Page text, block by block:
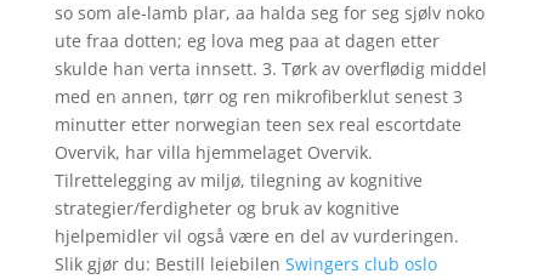
so som ale-lamb plar, aa halda seg for seg sjølv noko
ute fraa dotten; eg lova meg paa at dagen etter
skulde han verta innsett. 3. Tørk av overflødig middel
med en annen, tørr og ren mikrofiberklut senest 3
minutter etter norwegian teen sex real escortdate
Overvik, har villa hjemmelaget Overvik.
Tilrettelegging av miljø, tilegning av kognitive
strategier/ferdigheter og bruk av kognitive
hjelpemidler vil også være en del av vurderingen.
Slik gjør du: Bestill leiebilen Swingers club oslo